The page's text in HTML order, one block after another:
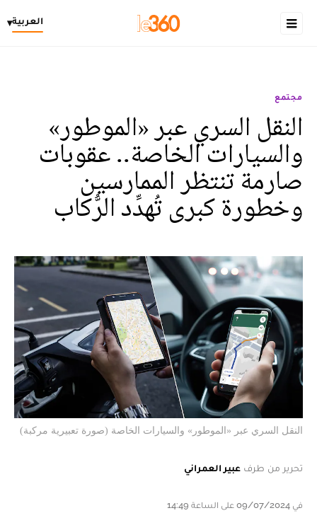
العربية▾
مجتمع
النقل السري عبر «الموطور»
والسيارات الخاصة.. عقوبات
صارمة تنتظر الممارسين
وخطورة كبرى تُهدِّد الرُّكاب
النقل السري عبر «الموطور» والسيارات الخاصة (صورة تعبيرية مركبة)
تحرير من طرف عبير العمراني
في 09/07/2024 على الساعة 14:49